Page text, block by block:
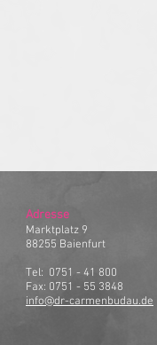
Adresse
Marktplatz 9
88255 Baienfurt
Tel: 0751 - 41 800
Fax: 0751 - 55 3848
info@dr-carmenbudau.de